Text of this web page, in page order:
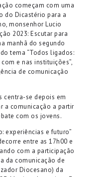
começam com uma
do Dicastério para a
monsenhor Lucio
2023: Escutar para
manhã do segundo
tema “Todos ligados:
e nas instituições”,
de comunicação
centra-se depois em
a comunicação a partir
com os jovens.
experiências e futuro”
entre as 17h00 e
com a participação
da comunicação de
Diocesano) da